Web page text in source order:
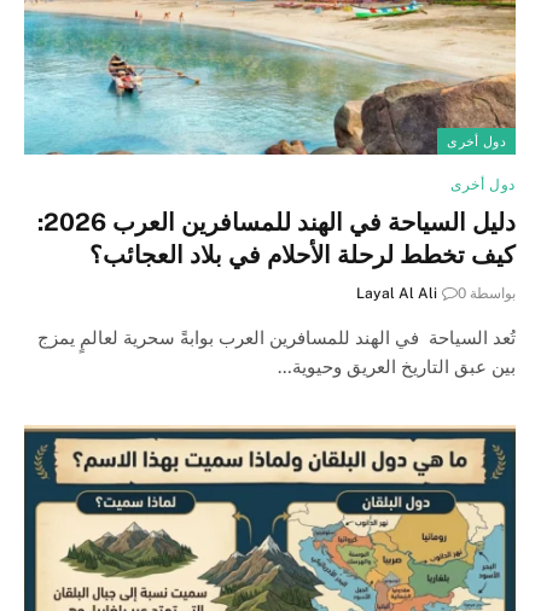
دول أخرى
دول أخرى
دليل السياحة في الهند للمسافرين العرب 2026:
كيف تخطط لرحلة الأحلام في بلاد العجائب؟
بواسطة Layal Al Ali 0
تُعد السياحة في الهند للمسافرين العرب بوابةً سحرية لعالمٍ يمزج
بين عبق التاريخ العريق وحيوية…